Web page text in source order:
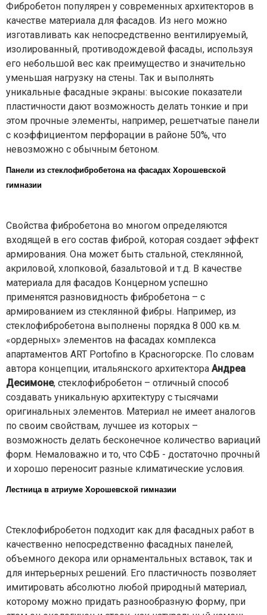
Фибробетон популярен у современных архитекторов в
качестве материала для фасадов. Из него можно
изготавливать как непосредственно вентилируемый,
изолированный, противодождевой фасады, используя
его небольшой вес как преимущество и значительно
уменьшая нагрузку на стены. Так и выполнять
уникальные фасадные экраны: высокие показатели
пластичности дают возможность делать тонкие и при
этом прочные элементы, например, решетчатые панели
с коэффициентом перфорации в районе 50%, что
невозможно с обычным бетоном.
Панели из стеклофибробетона на фасадах Хорошевской
гимназии
Свойства фибробетона во многом определяются
входящей в его состав фиброй, которая создает эффект
армирования. Она может быть стальной, стеклянной,
акриловой, хлопковой, базальтовой и т.д. В качестве
материала для фасадов Концерном успешно
применятся разновидность фибробетона – с
армированием из стеклянной фибры. Например, из
стеклофибробетона выполнены порядка 8 000 кв.м.
«ордерных» элементов на фасадах комплекса
апартаментов ART Portofino в Красногорске. По словам
автора концепции, итальянского архитектора Андреа
Десимоне, стеклофибробетон – отличный способ
создавать уникальную архитектуру с тысячами
оригинальных элементов. Материал не имеет аналогов
по своим свойствам, лучшее из которых –
возможность делать бесконечное количество вариаций
форм. Немаловажно и то, что СФБ - достаточно прочный
и хорошо переносит разные климатические условия.
Лестница в атриуме Хорошевской гимназии
Стеклофибробетон подходит как для фасадных работ в
качественно непосредственно фасадных панелей,
объемного декора или орнаментальных вставок, так и
для интерьерных решений. Его пластичность позволяет
имитировать абсолютно любой природный материал,
которому можно придать разнообразную форму, при